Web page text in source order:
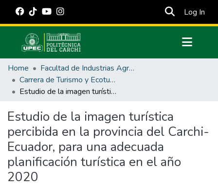
Log In
Communities & Collections
All of DSpace
Statistics
Estadísticas Externas
Manuales
Home
Facultad de Industrias Agropecuarias y Ciencias Ambientales
Carrera de Turismo y Ecoturimo
Estudio de la imagen turística percibida en la provincia del Carchi-Ecuador, para una adecuada planificación turística en el año 2020
Estudio de la imagen turística
percibida en la provincia del Carchi-
Ecuador, para una adecuada
planificación turística en el año
2020